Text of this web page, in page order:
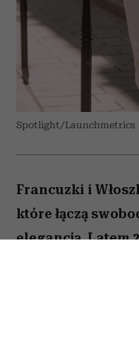
Spotlight/Launchmetrics
Francuzki i
które łączą
elegancją. Latem